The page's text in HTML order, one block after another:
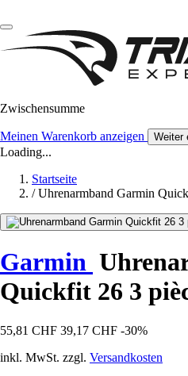
Zwischensumme
Meinen Warenkorb anzeigen Weiter
Loading...
Startseite
/ Uhrenarmband Garmin
Garmin
Quickfit 26 3
55,81 CHF 39,17 CHF -30%
inkl. MwSt. zzgl. Versandkosten